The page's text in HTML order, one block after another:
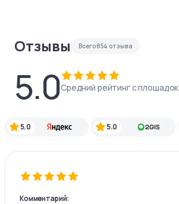
Отзывы Всего854 отзыва
5.0Средний рейтинг с площадок
5.0 5.0
Комментарий: